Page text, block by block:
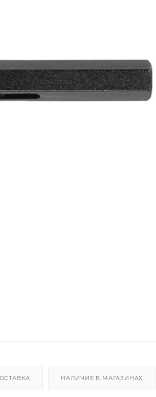
НАЛИЧИЕ В МАГАЗИНАХ